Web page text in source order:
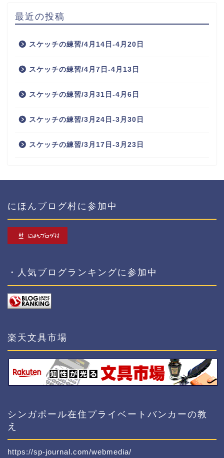
最近の投稿
スケッチの練習/4月14日-4月20日
スケッチの練習/4月7日-4月13日
スケッチの練習/3月31日-4月6日
スケッチの練習/3月24日-3月30日
スケッチの練習/3月17日-3月23日
にほんブログ村に参加中
・人気ブログランキングに参加中
楽天文具市場
シンガポール在住プライベートバンカーの教
え
https://sp-journal.com/webmedia/